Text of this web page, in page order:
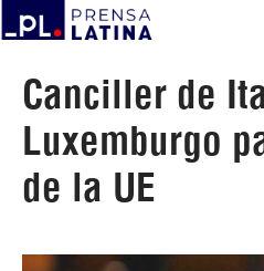
Canciller de
Luxemburgo
de la UE